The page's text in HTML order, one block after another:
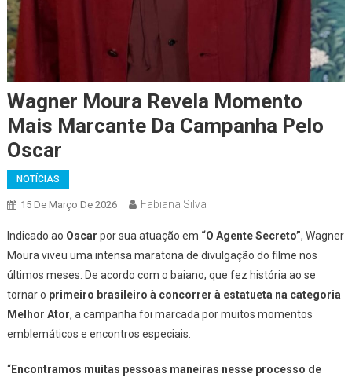
Wagner Moura Revela Momento
Mais Marcante Da Campanha Pelo
Oscar
NOTÍCIAS
15 De Março De 2026 Fabiana Silva
Indicado ao Oscar por sua atuação em “O Agente Secreto”, Wagner
Moura viveu uma intensa maratona de divulgação do filme nos
últimos meses. De acordo com o baiano, que fez história ao se
tornar o primeiro brasileiro à concorrer à estatueta na categoria
Melhor Ator, a campanha foi marcada por muitos momentos
emblemáticos e encontros especiais.
“Encontramos muitas pessoas maneiras nesse processo de